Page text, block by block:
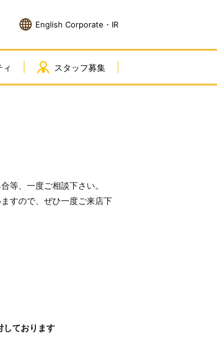
English Corporate・IR
スタッフ募集
等、一度ご相談下さい。
すので、ぜひ一度ご来店下
ております